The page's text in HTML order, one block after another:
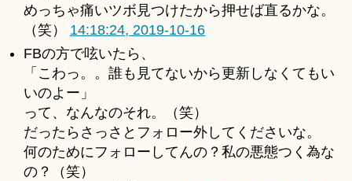
めっちゃ痛いツボ見つけたから押せば直るかな。
（笑） 14:18:24, 2019-10-16
FBの方で呟いたら、
「こわっ。。誰も見てないから更新しなくてもい
いのよー」
って、なんなのそれ。（笑）
だったらさっさとフォロー外してくださいな。
何のためにフォローしてんの？私の悪態つく為な
の？（笑）